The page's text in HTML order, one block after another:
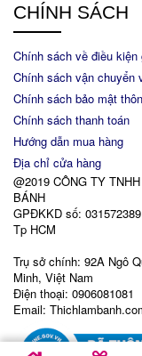
CHÍNH SÁCH
Chính sách về điều kiện
Chính sách vận chuyển
Chính sách bảo mật
Chính sách thanh toán
Hướng dẫn mua hàng
Địa chỉ cửa hàng
@2019 CÔNG TY
BÁNH
GPĐKKD số:
Tp HCM
Trụ sở chính: 92A Ngô
Minh, Việt Nam
Điện thoại: 0906081081
Email: